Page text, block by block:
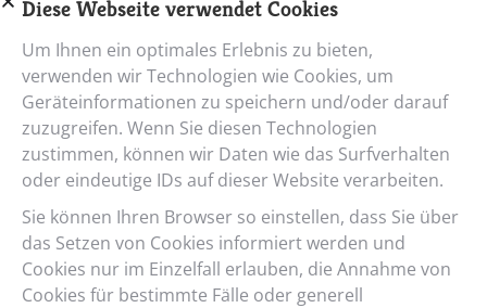
eViva GT
Der komfortable Tiefeinsteiger mit viel Spielraum
Diese Webseite verwendet Cookies
Um Ihnen ein optimales Erlebnis zu bieten,
verwenden wir Technologien wie Cookies, um
Geräteinformationen zu speichern und/oder darauf
zuzugreifen. Wenn Sie diesen Technologien
zustimmen, können wir Daten wie das Surfverhalten
oder eindeutige IDs auf dieser Website verarbeiten.
Sie können Ihren Browser so einstellen, dass Sie über
das Setzen von Cookies informiert werden und
Cookies nur im Einzelfall erlauben, die Annahme von
Cookies für bestimmte Fälle oder generell